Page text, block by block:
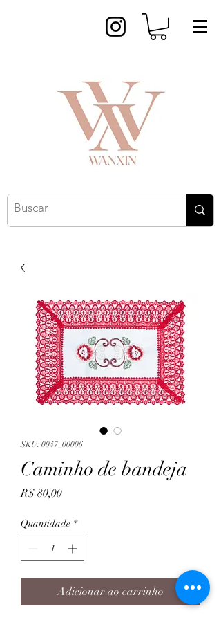
SKU: 0047_00006
Caminho de bandeja
R$ 80,00Preço
Quantidade *
Adicionar ao carrinho